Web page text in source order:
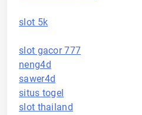
slot 5k
slot gacor 777
neng4d
sawer4d
situs togel
slot thailand